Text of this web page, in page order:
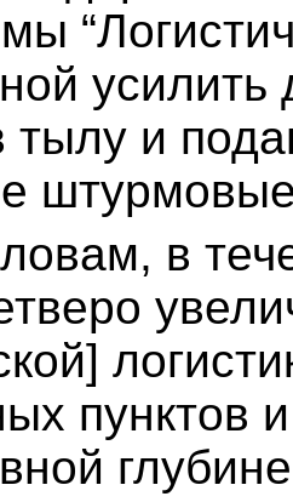
и
в
пунктов